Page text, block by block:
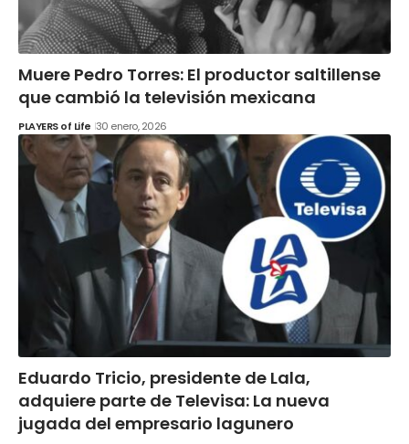
Muere Pedro Torres: El productor saltillense
que cambió la televisión mexicana
PLAYERS of Life 30 enero, 2026
Eduardo Tricio, presidente de Lala,
adquiere parte de Televisa: La nueva
jugada del empresario lagunero